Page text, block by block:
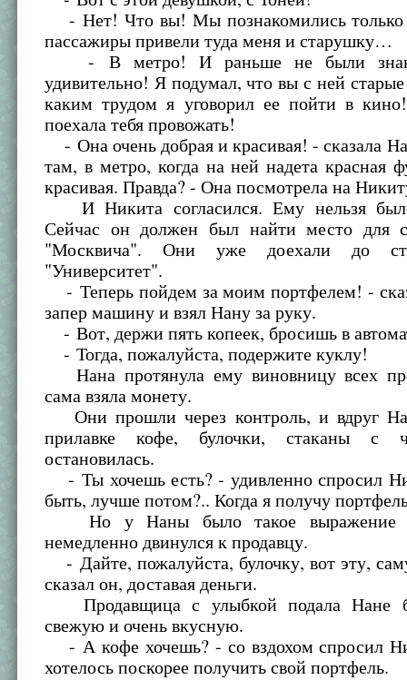
- Нет! Что вы! Мы познакомились только
пассажиры привели туда меня и старушку…
- В метро! И раньше не были
удивительно! Я подумал, что вы с ней
каким трудом я уговорил ее пойти в
поехала тебя провожать!
- Она очень добрая и красивая! - сказала
там, в метро, когда на ней надета красная
красивая. Правда? - Она посмотрела на
И Никита согласился. Ему нельзя было
Сейчас он должен был найти место для
"Москвича". Они уже доехали до
"Университет".
- Теперь пойдем за моим портфелем! -
запер машину и взял Нану за руку.
- Вот, держи пять копеек, бросишь в
- Тогда, пожалуйста, подержите куклу!
Нана протянула ему виновницу всех
сама взяла монету.
Они прошли через контроль, и вдруг
прилавке кофе, булочки, стаканы с
остановилась.
- Ты хочешь есть? - удивленно спросил
быть, лучше потом?.. Когда я получу
Но у Наны было такое выражение
немедленно двинулся к продавцу.
- Дайте, пожалуйста, булочку, вот эту,
сказал он, доставая деньги.
Продавщица с улыбкой подала Нане
свежую и очень вкусную.
- А кофе хочешь? - со вздохом спросил
хотелось поскорее получить свой портфель.